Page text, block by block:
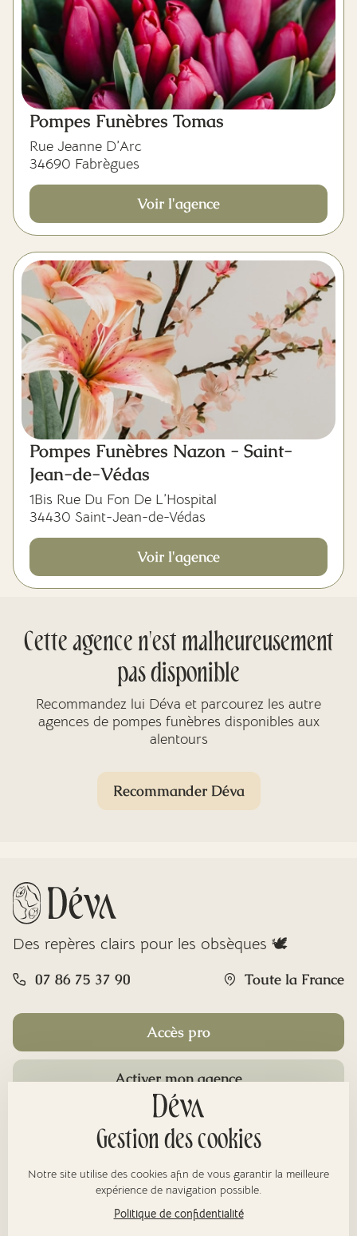
Pompes Funèbres Tomas
Rue Jeanne D’Arc
34690 Fabrègues
Voir l'agence
Pompes Funèbres Nazon - Saint-
Jean-de-Védas
1Bis Rue Du Fon De L’Hospital
34430 Saint-Jean-de-Védas
Voir l'agence
Cette agence n'est malheureusement
pas disponible
Recommandez lui Déva et parcourez les autre
agences de pompes funèbres disponibles aux
alentours
Recommander Déva
Des repères clairs pour les obsèques 🕊️
07 86 75 37 90 Toute la France
Accès pro
Activer mon agence
Gestion des cookies
Notre site utilise des cookies afin de vous garantir la meilleure
expérience de navigation possible.
Politique de confidentialité